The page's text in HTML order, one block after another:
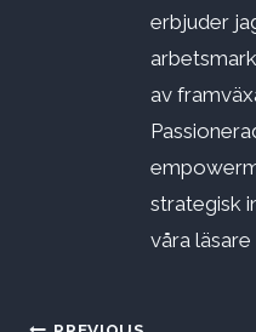
erbjuder
av
strategisk
våra läsare